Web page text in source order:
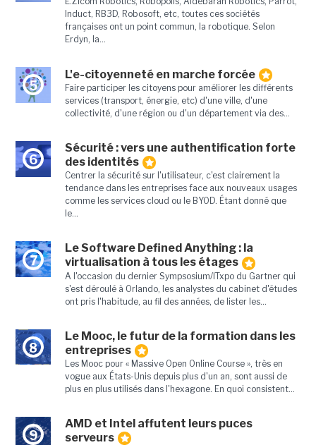
Induct, RB3D, Robosoft, etc, toutes ces sociétés
françaises ont un point commun, la robotique. Selon
Erdyn, la...
5
L'e-citoyenneté en marche forcée
Faire participer les citoyens pour améliorer les différents
services (transport, énergie, etc) d'une ville, d'une
collectivité, d'une région ou d'un département via des...
6
Sécurité : vers une authentification forte
des identités
Centrer la sécurité sur l'utilisateur, c'est clairement la
tendance dans les entreprises face aux nouveaux usages
comme les services cloud ou le BYOD. Étant donné que
le...
7
Le Software Defined Anything : la
virtualisation à tous les étages
A l'occasion du dernier Sympsosium/ITxpo du Gartner qui
s'est déroulé à Orlando, les analystes du cabinet d'études
ont pris l'habitude, au fil des années, de lister les...
8
Le Mooc, le futur de la formation dans les
entreprises
Les Mooc pour « Massive Open Online Course », très en
vogue aux États-Unis depuis plus d'un an, sont aussi de
plus en plus utilisés dans l'hexagone. En quoi consistent...
9
AMD et Intel affutent leurs puces
serveurs